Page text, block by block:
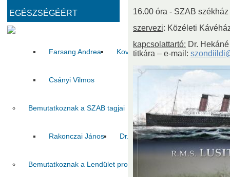
Kemény Lajos Hohmann Judit Gyimóthy Tibor
Farsang Andrea Kovács Zoltán Pál Csaba
Csányi Vilmos
Bemutatkoznak a SZAB tagjai
Rakonczai János Dr. Pálfi György Jelasity Márk
Bemutatkoznak a Lendület program nyertesei
EGÉSZSÉGÉÉRT
16.00 óra - SZAB
szervezi: Közéleti
kapcsolattartó: Dr.
titkára – e-mail: